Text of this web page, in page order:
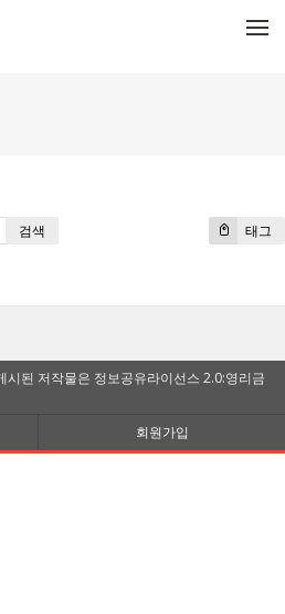
태그
검색
시된 저작물은 정보공유라이선스 2.0:영리금
회원가입